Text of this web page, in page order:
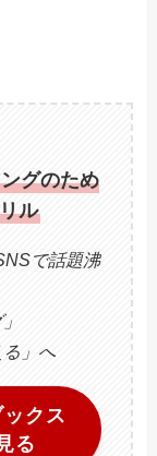
グのため
ル
で話題沸
」へ
クス
る